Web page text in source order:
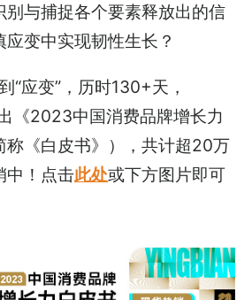
别与捕捉各个要素释放出的信
变中实现韧性生长？
“应变”，历时130+天，
《2023中国消费品牌增长力
称《白皮书》），共计超20万
中！点击此处或下方图片即可